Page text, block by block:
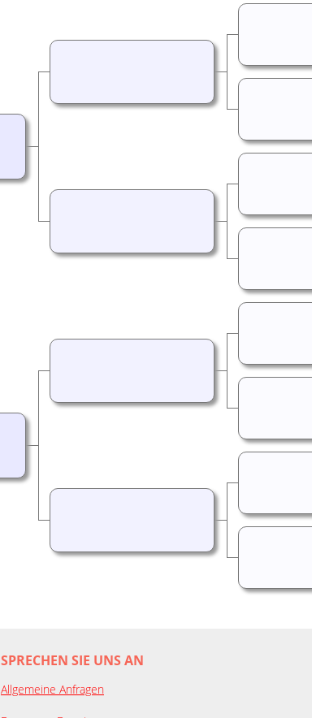
SPRECHEN SIE UNS AN
Allgemeine Anfragen